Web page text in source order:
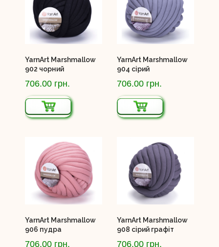
YarnArt Marshmallow
902 чорний
706.00 грн.
YarnArt Marshmallow
904 сірий
706.00 грн.
YarnArt Marshmallow
906 пудра
706.00 грн.
YarnArt Marshmallow
908 сірий графіт
706.00 грн.